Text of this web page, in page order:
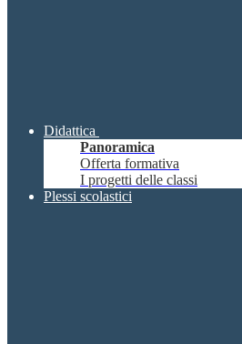
Didattica
Panoramica
Offerta formativa
I progetti delle classi
Plessi scolastici